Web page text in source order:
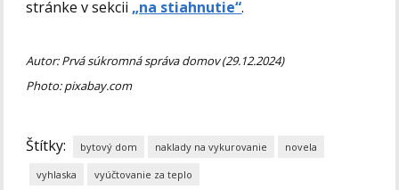
stránke v sekcii „na stiahnutie“.
Autor: Prvá súkromná správa domov (29.12.2024)
Photo: pixabay.com
Štítky: bytový dom naklady na vykurovanie novela
vyhlaska vyúčtovanie za teplo